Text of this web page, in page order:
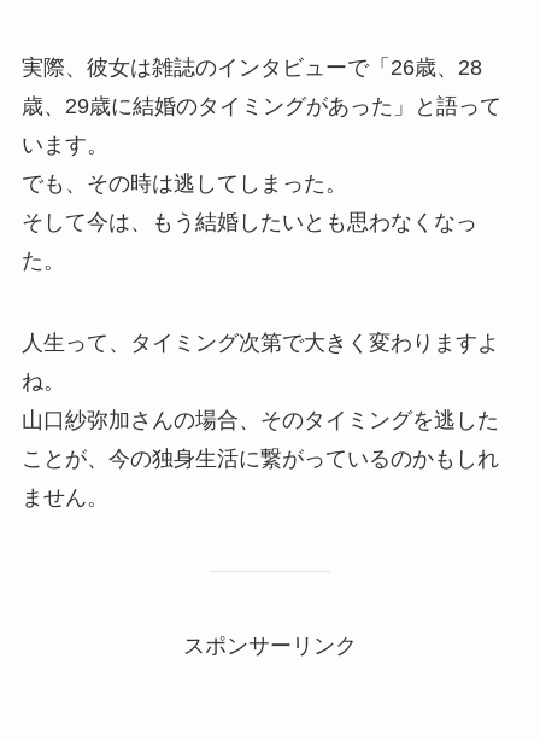
実際、彼女は雑誌のインタビューで「26歳、28
歳、29歳に結婚のタイミングがあった」と語って
います。
でも、その時は逃してしまった。
そして今は、もう結婚したいとも思わなくなっ
た。
人生って、タイミング次第で大きく変わりますよ
ね。
山口紗弥加さんの場合、そのタイミングを逃した
ことが、今の独身生活に繋がっているのかもしれ
ません。
スポンサーリンク